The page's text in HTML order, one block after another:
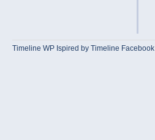
Timeline WP Ispired byTimeline Facebook